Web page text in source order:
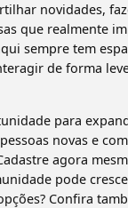
novidades,
que realmente
sempre tem
de forma
para
novas e
agora
pode
Confira